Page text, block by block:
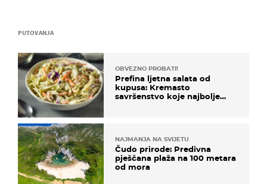
PUTOVANJA
OBVEZNO PROBATI!
Prefina ljetna salata od
kupusa: Kremasto
savršenstvo koje najbolje
NAJMANJA NA SVIJETU
Čudo prirode: Predivna
pješčana plaža na 100 metara
od mora